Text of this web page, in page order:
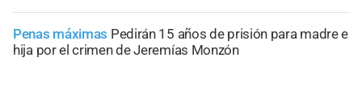
Penas máximas Pedirán 15 años de prisión para madre e
hija por el crimen de Jeremías Monzón